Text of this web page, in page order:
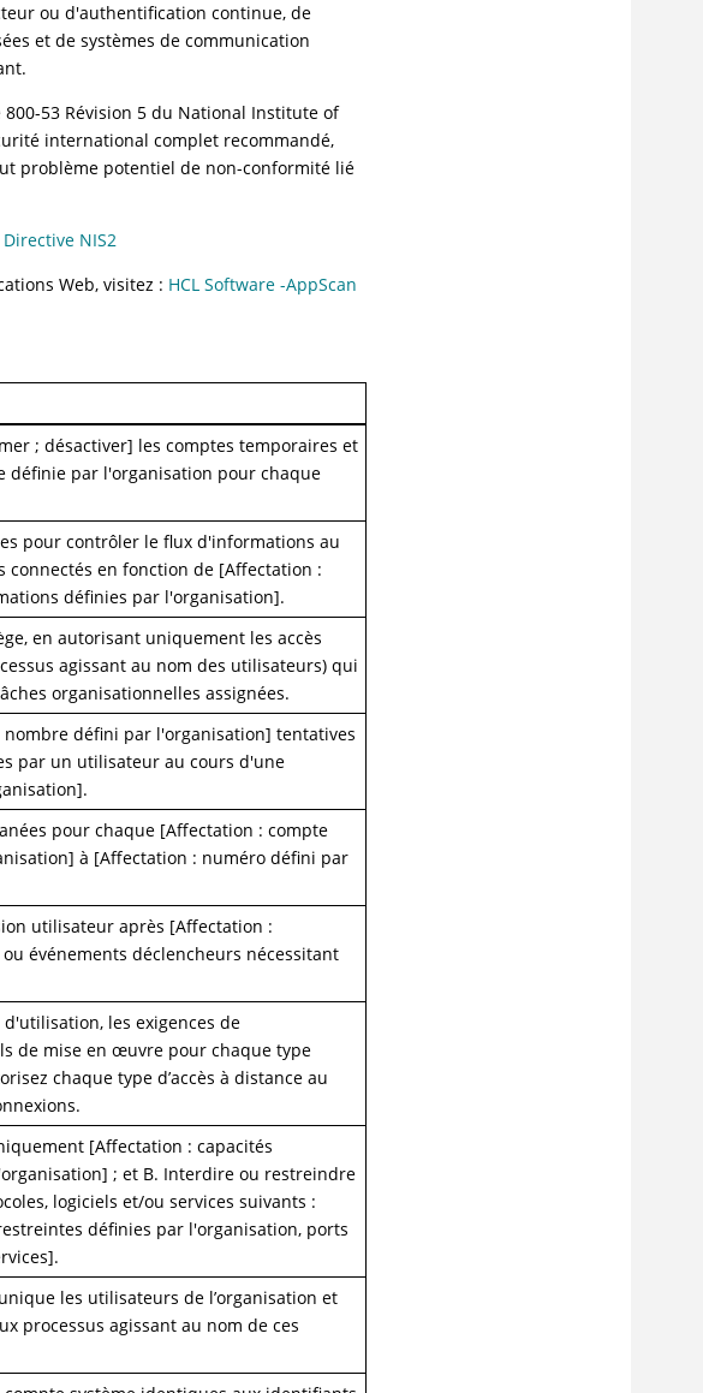
ou d'authentification continue, de
et de systèmes de communication
53 Révision 5 du National Institute of
international complet recommandé,
problème potentiel de non-conformité lié
Directive NIS2
Web, visitez : HCL Software -AppScan
; désactiver] les comptes temporaires et
définie par l'organisation pour chaque
pour contrôler le flux d'informations au
connectés en fonction de [Affectation :
définies par l'organisation].
en autorisant uniquement les accès
agissant au nom des utilisateurs) qui
organisationnelles assignées.
défini par l'organisation] tentatives
par un utilisateur au cours d'une
pour chaque [Affectation : compte
à [Affectation : numéro défini par
utilisateur après [Affectation :
événements déclencheurs nécessitant
les exigences de
de mise en œuvre pour chaque type
chaque type d’accès à distance au
[Affectation : capacités
; et B. Interdire ou restreindre
logiciels et/ou services suivants :
définies par l'organisation, ports
les utilisateurs de l’organisation et
processus agissant au nom de ces